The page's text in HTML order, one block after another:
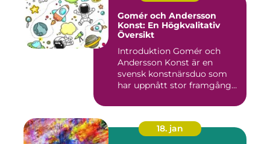
Gomér och Andersson
Konst: En Högkvalitativ
Översikt
Introduktion Gomér och
Andersson Konst är en
svensk konstnärsduo som
har uppnått stor framgång
18. jan